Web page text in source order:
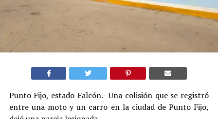
Punto Fijo, estado Falcón.- Una colisión que se registró
entre una moto y un carro en la ciudad de Punto Fijo,